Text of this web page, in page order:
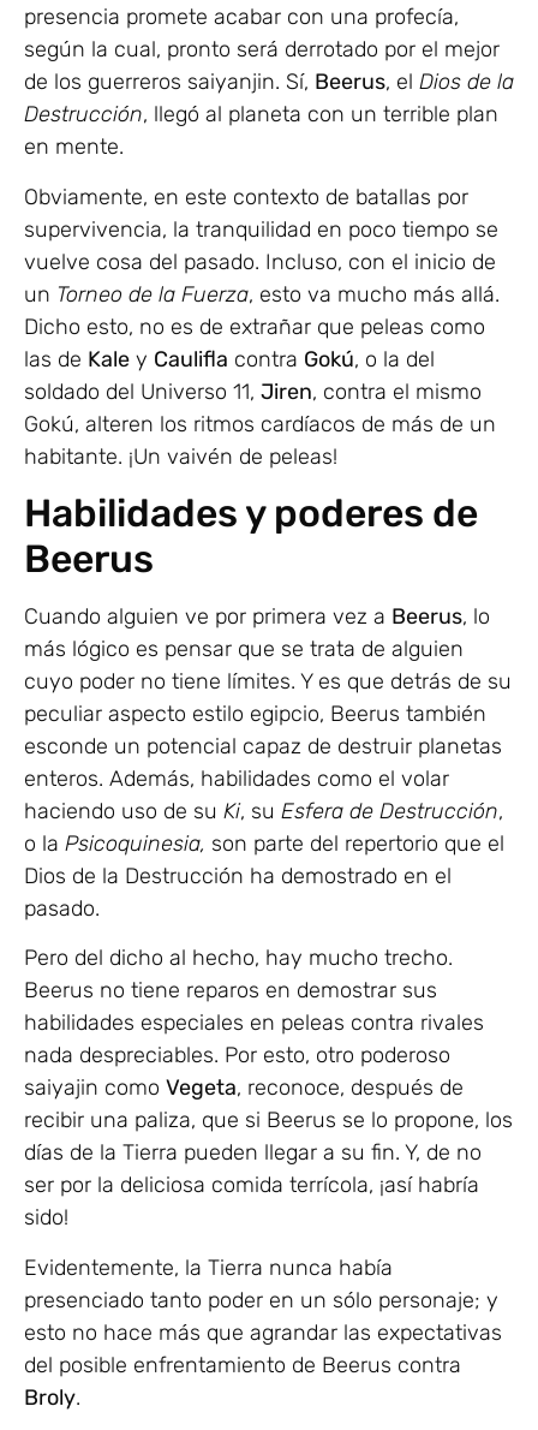
presencia promete acabar con una profecía,
según la cual, pronto será derrotado por el mejor
de los guerreros saiyanjin. Sí, Beerus, el Dios de la
Destrucción, llegó al planeta con un terrible plan
en mente.
Obviamente, en este contexto de batallas por
supervivencia, la tranquilidad en poco tiempo se
vuelve cosa del pasado. Incluso, con el inicio de
un Torneo de la Fuerza, esto va mucho más allá.
Dicho esto, no es de extrañar que peleas como
las de Kale y Caulifla contra Gokú, o la del
soldado del Universo 11, Jiren, contra el mismo
Gokú, alteren los ritmos cardíacos de más de un
habitante. ¡Un vaivén de peleas!
Habilidades y poderes de
Beerus
Cuando alguien ve por primera vez a Beerus, lo
más lógico es pensar que se trata de alguien
cuyo poder no tiene límites. Y es que detrás de su
peculiar aspecto estilo egipcio, Beerus también
esconde un potencial capaz de destruir planetas
enteros. Además, habilidades como el volar
haciendo uso de su Ki, su Esfera de Destrucción,
o la Psicoquinesia, son parte del repertorio que el
Dios de la Destrucción ha demostrado en el
pasado.
Pero del dicho al hecho, hay mucho trecho.
Beerus no tiene reparos en demostrar sus
habilidades especiales en peleas contra rivales
nada despreciables. Por esto, otro poderoso
saiyajin como Vegeta, reconoce, después de
recibir una paliza, que si Beerus se lo propone, los
días de la Tierra pueden llegar a su fin. Y, de no
ser por la deliciosa comida terrícola, ¡así habría
sido!
Evidentemente, la Tierra nunca había
presenciado tanto poder en un sólo personaje; y
esto no hace más que agrandar las expectativas
del posible enfrentamiento de Beerus contra
Broly.